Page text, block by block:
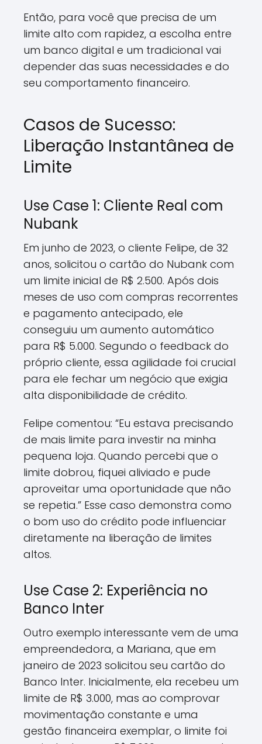
Então, para você que precisa de um
limite alto com rapidez, a escolha entre
um banco digital e um tradicional vai
depender das suas necessidades e do
seu comportamento financeiro.
Casos de Sucesso:
Liberação Instantânea de
Limite
Use Case 1: Cliente Real com
Nubank
Em junho de 2023, o cliente Felipe, de 32
anos, solicitou o cartão do Nubank com
um limite inicial de R$ 2.500. Após dois
meses de uso com compras recorrentes
e pagamento antecipado, ele
conseguiu um aumento automático
para R$ 5.000. Segundo o feedback do
próprio cliente, essa agilidade foi crucial
para ele fechar um negócio que exigia
alta disponibilidade de crédito.
Felipe comentou: “Eu estava precisando
de mais limite para investir na minha
pequena loja. Quando percebi que o
limite dobrou, fiquei aliviado e pude
aproveitar uma oportunidade que não
se repetia.” Esse caso demonstra como
o bom uso do crédito pode influenciar
diretamente na liberação de limites
altos.
Use Case 2: Experiência no
Banco Inter
Outro exemplo interessante vem de uma
empreendedora, a Mariana, que em
janeiro de 2023 solicitou seu cartão do
Banco Inter. Inicialmente, ela recebeu um
limite de R$ 3.000, mas ao comprovar
movimentação constante e uma
gestão financeira exemplar, o limite foi